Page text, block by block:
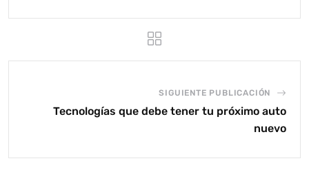
SIGUIENTE PUBLICACIÓN
Tecnologías que debe tener tu próximo auto
nuevo